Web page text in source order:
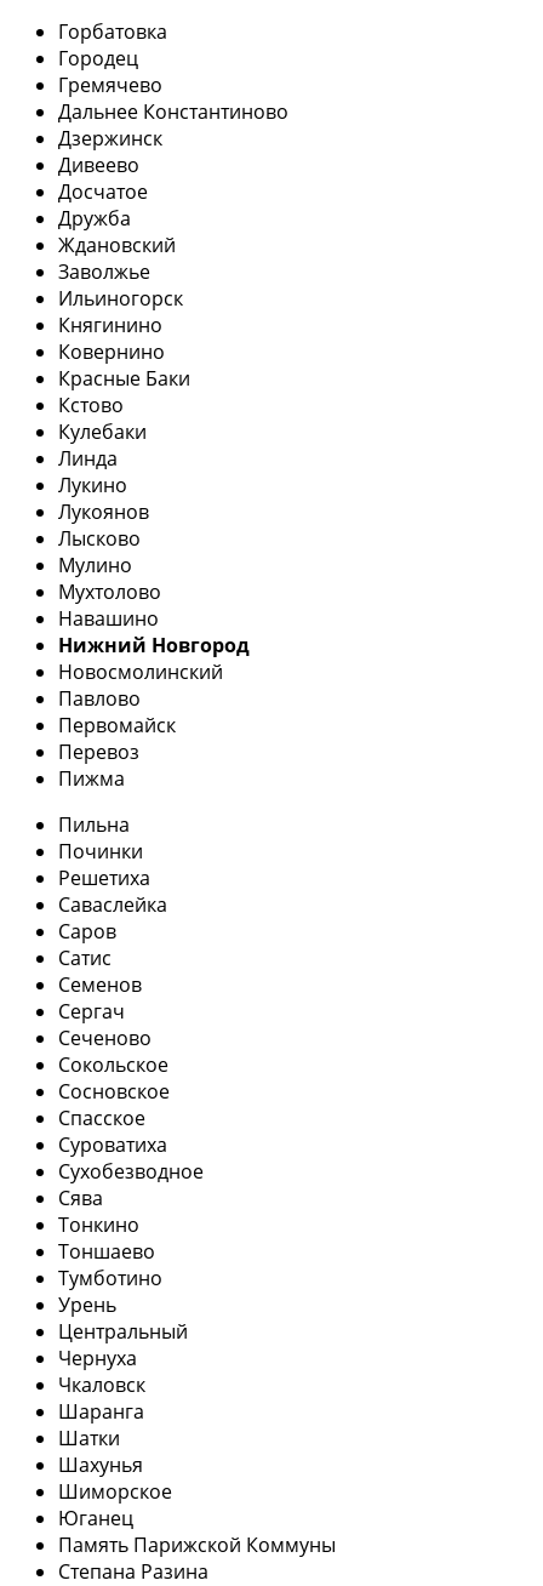
Горбатовка
Городец
Гремячево
Дальнее Константиново
Дзержинск
Дивеево
Досчатое
Дружба
Ждановский
Заволжье
Ильиногорск
Княгинино
Ковернино
Красные Баки
Кстово
Кулебаки
Линда
Лукино
Лукоянов
Лысково
Мулино
Мухтолово
Навашино
Нижний Новгород
Новосмолинский
Павлово
Первомайск
Перевоз
Пижма
Пильна
Починки
Решетиха
Саваслейка
Саров
Сатис
Семенов
Сергач
Сеченово
Сокольское
Сосновское
Спасское
Суроватиха
Сухобезводное
Сява
Тонкино
Тоншаево
Тумботино
Урень
Центральный
Чернуха
Чкаловск
Шаранга
Шатки
Шахунья
Шиморское
Юганец
Память Парижской Коммуны
Степана Разина